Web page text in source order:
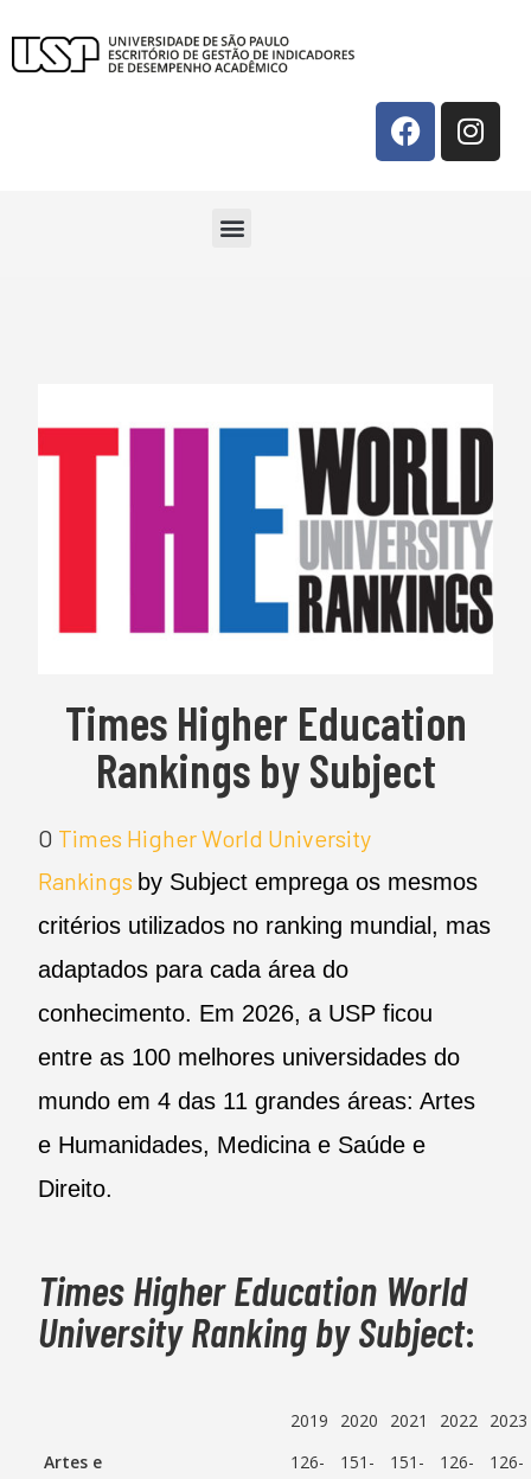
Times Higher Education
Rankings by Subject
O Times Higher World University
Rankings by Subject emprega os mesmos
critérios utilizados no ranking mundial, mas
adaptados para cada área do
conhecimento. Em 2026, a USP ficou
entre as 100 melhores universidades do
mundo em 4 das 11 grandes áreas: Artes
e Humanidades, Medicina e Saúde e
Direito.
Times Higher Education World
University Ranking by Subject:
2019 2020 2021 2022 2023
Artes e
126-
151-
151-
126-
126-